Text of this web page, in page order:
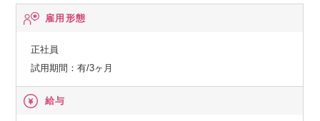
雇用形態
正社員
試用期間：有/3ヶ月
給与